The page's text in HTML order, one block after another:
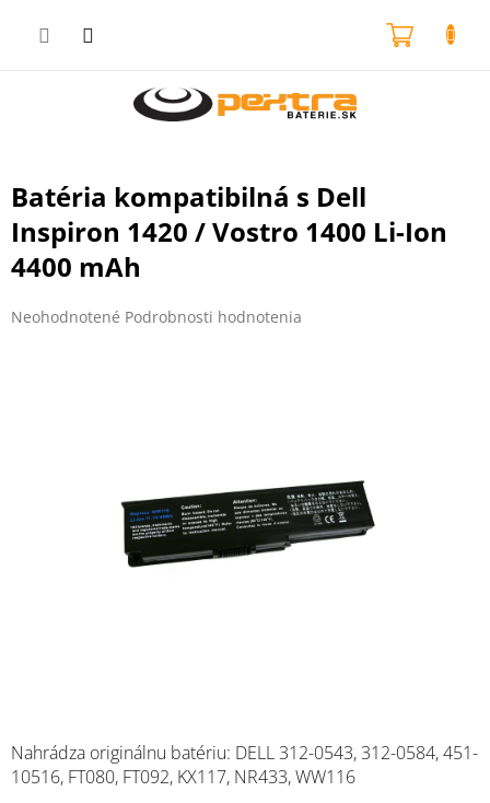
Batéria kompatibilná s Dell
Inspiron 1420 / Vostro 1400 Li-Ion
4400 mAh
Priemerné
Neohodnotené Podrobnosti hodnotenia
Nahrádza originálnu batériu: DELL312-0543, 312-0584, 451-
10516, FT080, FT092, KX117, NR433, WW116